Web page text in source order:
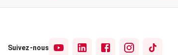
Suivez-nous